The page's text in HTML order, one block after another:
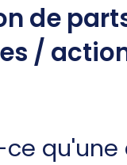
de
/
qu'une